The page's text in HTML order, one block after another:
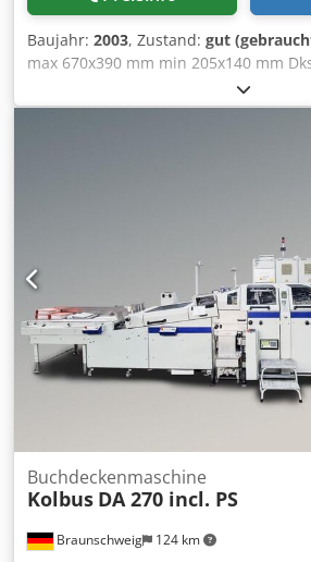
Baujahr: 2003, Zustand: gut
max 670x390 mm min 205x140 mm
Braunschweig 124 km
Buchdeckenmaschine
Kolbus DA 270 incl. PS